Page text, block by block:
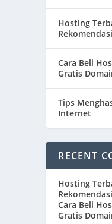
Hosting
Rekomendasi
Cara Beli
Gratis
Tips
Internet
RECENT
Hosting
Cara Beli
Gratis